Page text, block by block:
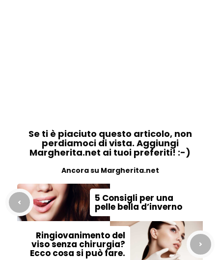
Se ti è piaciuto questo articolo, non
perdiamoci di vista. Aggiungi
Margherita.net ai tuoi preferiti! :-)
Ancora su Margherita.net
5 Consigli per una
pelle bella d’inverno
Ringiovanimento del
viso senza chirurgia?
Ecco cosa si può fare.